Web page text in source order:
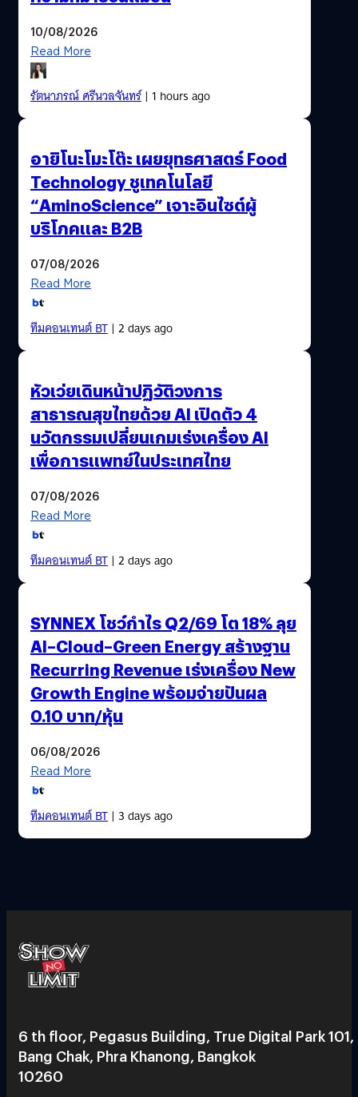
10/08/2026
Read More
รัตนาภรณ์ ศรีนวลจันทร์| 1 hours ago
อายิโนะโมะโต๊ะ เผยยุทธศาสตร์ Food
Technology ชูเทคโนโลยี
“AminoScience” เจาะอินไซต์ผู้
บริโภคและ B2B
07/08/2026
Read More
ทีมคอนเทนต์ BT| 2 days ago
หัวเว่ยเดินหน้าปฏิวัติวงการ
สาธารณสุขไทยด้วย AI เปิดตัว 4
นวัตกรรมเปลี่ยนเกมเร่งเครื่อง AI
เพื่อการแพทย์ในประเทศไทย
07/08/2026
Read More
ทีมคอนเทนต์ BT| 2 days ago
SYNNEX โชว์กำไร Q2/69 โต 18% ลุย
AI–Cloud–Green Energy สร้างฐาน
Recurring Revenue เร่งเครื่อง New
Growth Engine พร้อมจ่ายปันผล
0.10 บาท/หุ้น
06/08/2026
Read More
ทีมคอนเทนต์ BT| 3 days ago
6 th floor, Pegasus Building, True Digital Park 101,
Bang Chak, Phra Khanong, Bangkok
10260